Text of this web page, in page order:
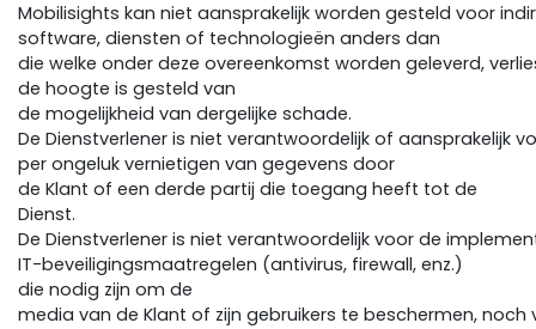
Mobilisights kan niet aansprakelijk worden gesteld voor
software, diensten of technologieën anders dan
die welke onder deze overeenkomst worden geleverd,
de hoogte is gesteld van
de mogelijkheid van dergelijke schade.
De Dienstverlener is niet verantwoordelijk of aansprakelijk
per ongeluk vernietigen van gegevens door
de Klant of een derde partij die toegang heeft tot de
Dienst.
De Dienstverlener is niet verantwoordelijk voor de
IT-beveiligingsmaatregelen (antivirus, firewall, enz.)
die nodig zijn om de
media van de Klant of zijn gebruikers te beschermen,